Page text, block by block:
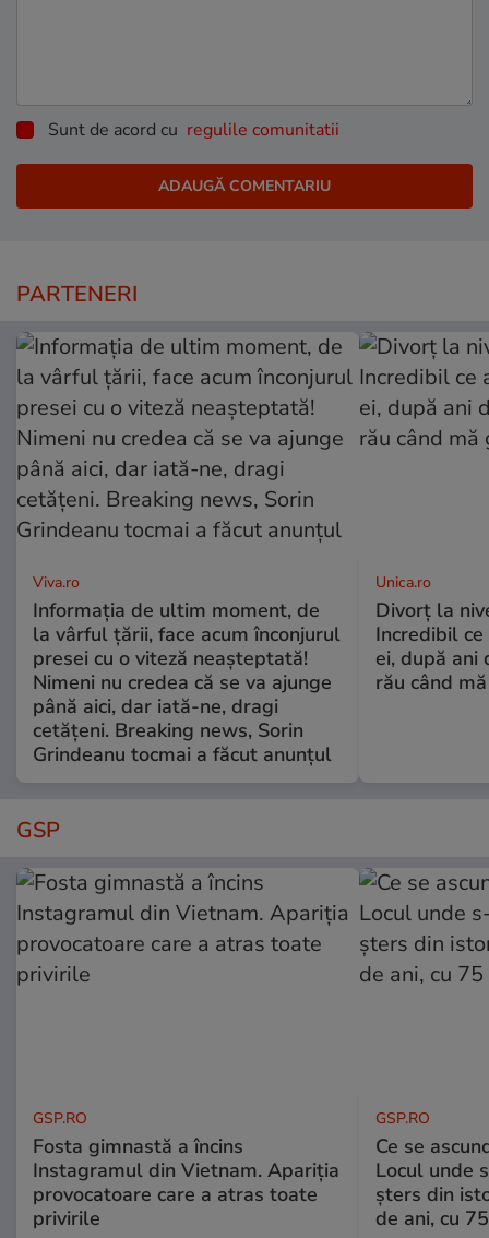
Sunt de acord cu regulile comunitatii
PARTENERI
Viva.ro
Informația de ultim moment, de
la vârful țării, face acum înconjurul
presei cu o viteză neașteptată!
Nimeni nu credea că se va ajunge
până aici, dar iată-ne, dragi
cetățeni. Breaking news, Sorin
Grindeanu tocmai a făcut anunțul
Unica.ro
Divorț la
Incredibil
ei, după ani
rău când
GSP
GSP.RO
Fosta gimnastă a încins
Instagramul din Vietnam. Apariția
provocatoare care a atras toate
privirile
GSP.RO
Ce se
Locul unde
șters din
de ani, cu